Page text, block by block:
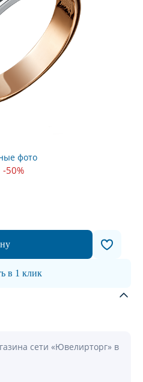
фото
-50%
в 1 клик
сети «Ювелирторг» в